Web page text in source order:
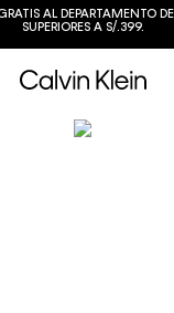
AL DEPARTAMENTO
SUPERIORES A S/.399.